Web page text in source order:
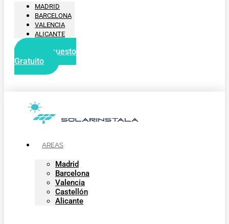
MADRID
BARCELONA
VALENCIA
ALICANTE
Presupuesto
Gratuito
AREAS
Madrid
Barcelona
Valencia
Castellón
Alicante